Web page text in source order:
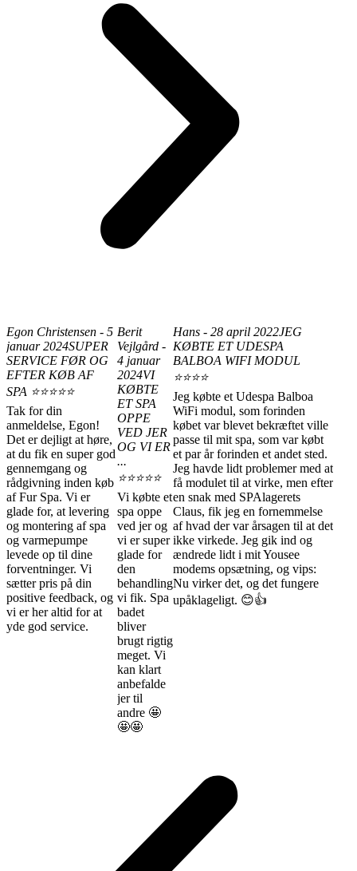
Egon Christensen - 5
januar 2024SUPER
SERVICE FØR OG
EFTER KØB AF
SPA ⭐⭐⭐⭐⭐
Tak for din
anmeldelse, Egon!
Det er dejligt at høre,
at du fik en super god
gennemgang og
rådgivning inden køb
af Fur Spa. Vi er
glade for, at levering
og montering af spa
og varmepumpe
levede op til dine
forventninger. Vi
sætter pris på din
positive feedback, og
vi er her altid for at
yde god service.
Berit
Vejlgård -
4 januar
2024VI
KØBTE
ET SPA
OPPE
VED JER
OG VI ER
...
⭐⭐⭐⭐⭐
Vi købte et
spa oppe
ved jer og
vi er super
glade for
den
behandling
vi fik. Spa
badet
bliver
brugt rigtig
meget. Vi
kan klart
anbefalde
jer til
andre 🤩
🤩🤩
Hans - 28 april 2022JEG
KØBTE ET UDESPA
BALBOA WIFI MODUL
⭐⭐⭐⭐
Jeg købte et Udespa Balboa
WiFi modul, som forinden
købet var blevet bekræftet ville
passe til mit spa, som var købt
et par år forinden et andet sted.
Jeg havde lidt problemer med at
få modulet til at virke, men efter
en snak med SPAlagerets
Claus, fik jeg en fornemmelse
af hvad der var årsagen til at det
ikke virkede. Jeg gik ind og
ændrede lidt i mit Yousee
modems opsætning, og vips:
Nu virker det, og det fungere
upåklageligt. 😊👍